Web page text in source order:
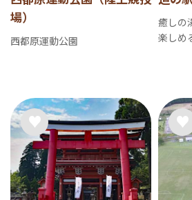
場）
西都原運動公園
癒しの
楽しめ